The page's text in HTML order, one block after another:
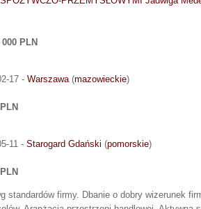
PLN
17 - Warszawa(mazowieckie)
11 - Starogard Gdański (pomorskie)
standardów firmy. Dbanie o dobry wizerunek